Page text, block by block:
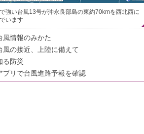
強い台風13号が沖永良部島の東約70kmを西北西に
います
風情報のみかた
風の接近、上陸に備えて
る防災
プリで台風進路予報を確認